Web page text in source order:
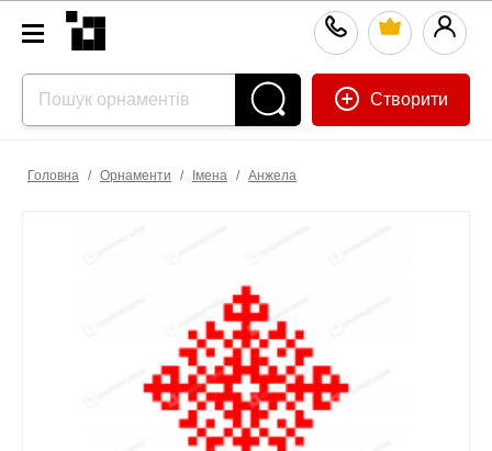
Створити
Головна / Орнаменти / Імена / Анжела